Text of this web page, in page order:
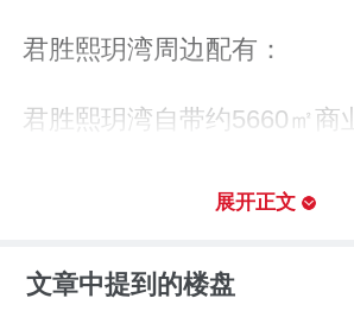
君胜熙玥湾周边配有：
君胜熙玥湾自带约5660㎡商
范围内布局有坪山天虹、益
有力高金街、泰禾广场、世
展开正文
文章中提到的楼盘